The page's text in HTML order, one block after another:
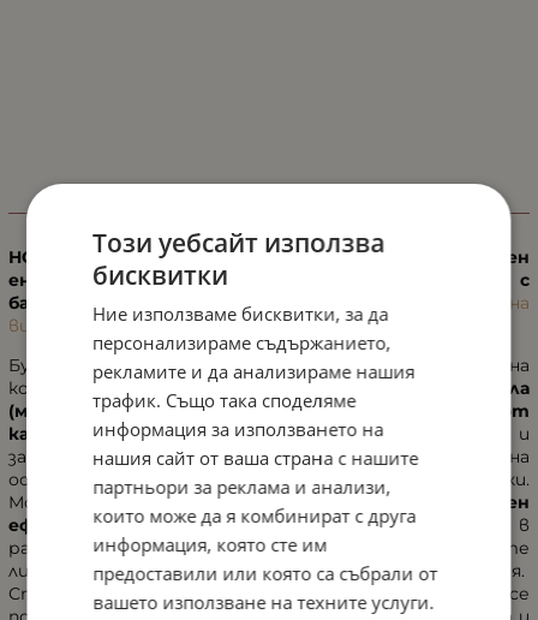
НОВО от Jean D'Arcel и серия PRESTIGE!
Ефективен
енергиен концентрат против стареене с
бакучиол.
Открийте новата алтернатива на
витамин А - Bakuchiol!
Бустер концентратът от Jean D'Arcel осигурява на
кожата достатъчно липиди от
три ценни масла
(масло от макадамия, масло от жожоба, масло от
камелия) . Структурата на кожата е подсилена и
защитена от изсушаване. Това служи като оптимална
основа за съдържащите се активни съставки.
Мощната активна съставка с
ретинол-подобен
ефект
бакучиол (естествена съставка, открита в
растението бакучи), и витамин Е намаляват фините
линии, разширените пори и кожните раздразнения.
Структурата и еластичността на кожата се
Този уебсайт използва
бисквитки
Ние използваме бисквитки, за да
персонализираме съдържанието,
рекламите и да анализираме нашия
трафик. Също така споделяме
информация за използването на
нашия сайт от ваша страна с нашите
партньори за реклама и анализи,
които може да я комбинират с друга
информация, която сте им
предоставили или която са събрали от
вашето използване на техните услуги.